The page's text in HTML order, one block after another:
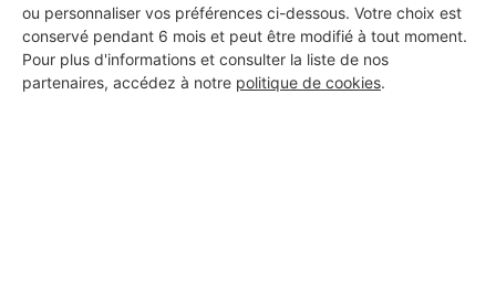
ou personnaliser vos préférences ci-dessous. Votre choix est
conservé pendant 6 mois et peut être modifié à tout moment.
Pour plus d'informations et consulter la liste de nos
partenaires, accédez à notre politique de cookies.
SAS PAUCHET
Montech